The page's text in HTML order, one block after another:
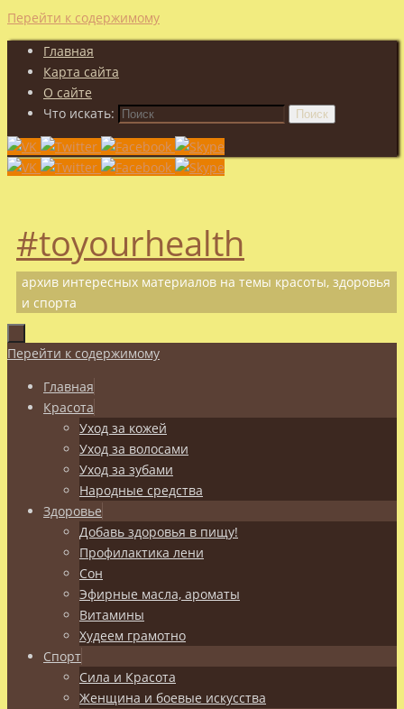
Перейти к содержимому
Главная
Карта сайта
О сайте
Что искать:
Поиск
#toyourhealth
архив интересных материалов на темы красоты, здоровья
и спорта
Перейти к содержимому
Главная
Красота
Уход за кожей
Уход за волосами
Уход за зубами
Народные средства
Здоровье
Добавь здоровья в пищу!
Профилактика лени
Сон
Эфирные масла, ароматы
Витамины
Худеем грамотно
Спорт
Сила и Красота
Женщина и боевые искусства